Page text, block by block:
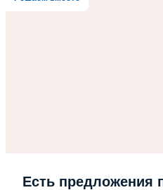
Есть предложения